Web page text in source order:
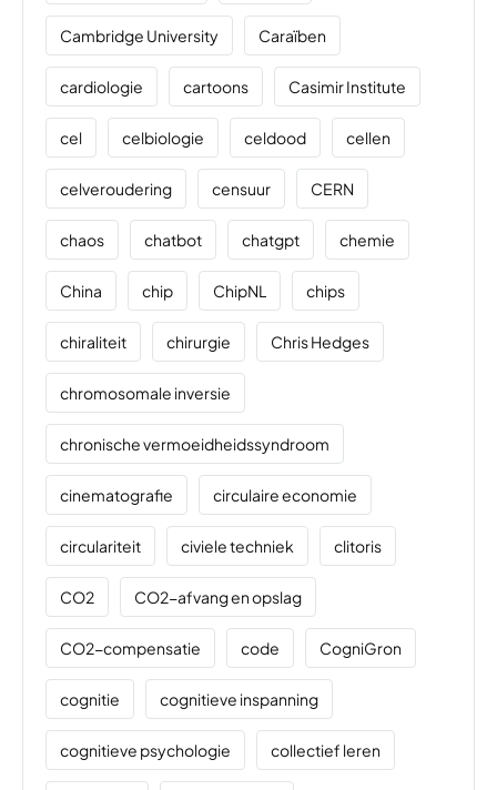
Cambridge University Caraïben
cardiologie cartoons Casimir Institute
cel celbiologie celdood cellen
celveroudering censuur CERN
chaos chatbot chatgpt chemie
China chip ChipNL chips
chiraliteit chirurgie Chris Hedges
chromosomale inversie
chronische vermoeidheidssyndroom
cinematografie circulaire economie
circulariteit civiele techniek clitoris
CO2 CO2-afvang en opslag
CO2-compensatie code CogniGron
cognitie cognitieve inspanning
cognitieve psychologie collectief leren